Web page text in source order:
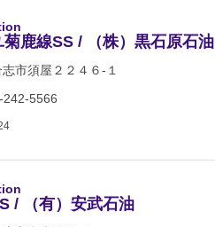
菊鹿線SS / （株）黒石原石油
市須屋２２４６-１
242-5566
/ （有）安武石油